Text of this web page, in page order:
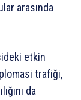
arasında
etkin
trafiği,
da